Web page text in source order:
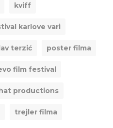
kviff
karlove vari
terzić poster filma
film festival
productions
trejler filma